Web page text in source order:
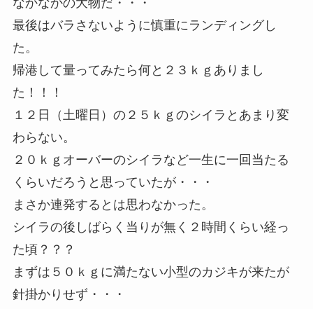
最後はバラさないように慎重にランディングし
た。
帰港して量ってみたら何と２３ｋｇありまし
た！！！
１２日（土曜日）の２５ｋｇのシイラとあまり変
わらない。
２０ｋｇオーバーのシイラなど一生に一回当たる
くらいだろうと思っていたが・・・
まさか連発するとは思わなかった。
シイラの後しばらく当りが無く２時間くらい経っ
た頃？？？
まずは５０ｋｇに満たない小型のカジキが来たが
針掛かりせず・・・